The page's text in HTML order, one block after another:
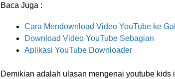
Baca Juga :
Cara Mendownload Video YouTube ke
Download Video YouTube Sebagian
Aplikasi YouTube Downloader
Demikian adalah ulasan mengenai youtube